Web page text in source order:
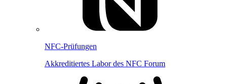
NFC-Prüfungen
Akkreditiertes Labor des NFC Forum